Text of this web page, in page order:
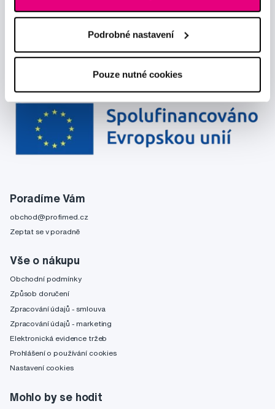
Podrobné nastavení
Pouze nutné cookies
Poradíme Vám
obchod@profimed.cz
Zeptat se v poradně
Vše o nákupu
Obchodní podmínky
Způsob doručení
Zpracování údajů - smlouva
Zpracování údajů - marketing
Elektronická evidence tržeb
Prohlášení o používání cookies
Nastavení cookies
Mohlo by se hodit